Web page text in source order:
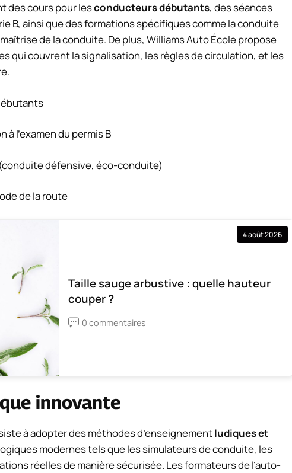
des cours pour lesconducteurs débutants, des séances
B, ainsi que des formations spécifiques comme la conduite
de la conduite. De plus, Williams Auto École propose
qui couvrent la signalisation, les règles de circulation, et les
à l’examen du permis B
défensive, éco-conduite)
de la route
4 août 2026
Taille sauge arbustive : quelle hauteur
couper ?
0 commentaires
innovante
à adopter des méthodes d’enseignementludiques et
modernes tels que les simulateurs de conduite, les
réelles de manière sécurisée. Les formateurs de l’auto-